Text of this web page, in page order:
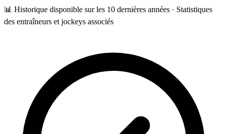
📊 Historique disponible sur les 10 dernières années · Statistiques
des entraîneurs et jockeys associés